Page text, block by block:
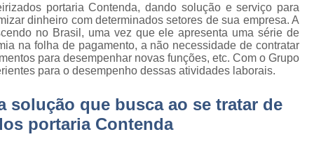
Empresa
Empresa
Empresa de
portaria Contenda, dando solução e serviço para
dinheiro com determinados setores de sua empresa. A
no Brasil, uma vez que ele apresenta uma série de
na folha de pagamento, a não necessidade de contratar
para desempenhar novas funções, etc. Com o Grupo
para o desempenho dessas atividades laborais.
solução que busca ao se tratar de
portaria Contenda